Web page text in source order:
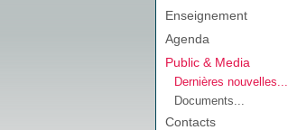
Enseignement
Agenda
Public & Media
Dernières nouvelles...
Documents...
Contacts